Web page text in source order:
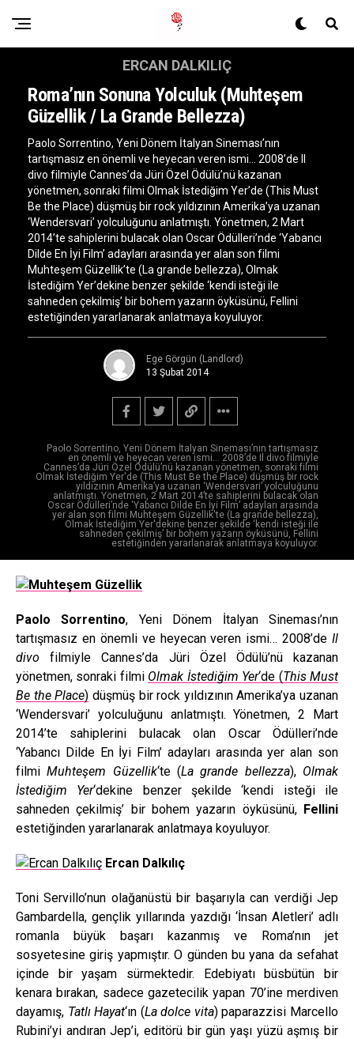
Paolo Sorrentino, Yeni Dönem İtalyan Sineması’nın tartışmasız
en önemli ve heyecan veren ismi… 2008’de Il divo filmiyle
Cannes’da Jüri Özel Ödülü’nü kazanan yönetmen, sonraki filmi
Olmak İstediğim Yer'de (This Must Be the Place) düşmüş bir rock
yıldızının Amerika’ya uzanan ‘Wendersvari’ yolculuğunu
anlatmıştı. Yönetmen, 2 Mart 2014’te sahiplerini bulacak olan
Oscar Ödülleri’nde ‘Yabancı Dilde En İyi Film’ adayları arasında
yer alan son filmi Muhteşem Güzellik'te (La grande bellezza),
Olmak İstediğim Yer'dekine benzer şekilde ‘kendi isteği ile
sahneden çekilmiş’ bir bohem yazarın öyküsünü, Fellini
estetiğinden yararlanarak anlatmaya koyuluyor.
ERCAN DALKILIÇ
Roma’nın Sonuna Yolculuk (Muhteşem
Güzellik / La Grande Bellezza)
Paolo Sorrentino, Yeni Dönem İtalyan Sineması’nın
tartışmasız en önemli ve heyecan veren ismi… 2008’de Il
divo filmiyle Cannes’da Jüri Özel Ödülü’nü kazanan
yönetmen, sonraki filmi Olmak İstediğim Yer’de (This Must
Be the Place) düşmüş bir rock yıldızının Amerika’ya uzanan
‘Wendersvari’ yolculuğunu anlatmıştı. Yönetmen, 2 Mart
2014’te sahiplerini bulacak olan Oscar Ödülleri’nde ‘Yabancı
Dilde En İyi Film’ adayları arasında yer alan son filmi
Muhteşem Güzellik’te (La grande bellezza), Olmak
İstediğim Yer’dekine benzer şekilde ‘kendi isteği ile
sahneden çekilmiş’ bir bohem yazarın öyküsünü, Fellini
estetiğinden yararlanarak anlatmaya koyuluyor.
Ege Görgün (Landlord)
13 Şubat 2014
Paolo Sorrentino, Yeni Dönem İtalyan Sineması’nın
tartışmasız en önemli ve heyecan veren ismi… 2008’de Il
divo filmiyle Cannes’da Jüri Özel Ödülü’nü kazanan
yönetmen, sonraki filmi Olmak İstediğim Yer‘de (This Must
Be the Place) düşmüş bir rock yıldızının Amerika’ya uzanan
‘Wendersvari’ yolculuğunu anlatmıştı. Yönetmen, 2 Mart
2014’te sahiplerini bulacak olan Oscar Ödülleri’nde
‘Yabancı Dilde En İyi Film’ adayları arasında yer alan son
filmiMuhteşem Güzellik‘te (La grande bellezza), Olmak
İstediğim Yer‘dekine benzer şekilde ‘kendi isteği ile
sahneden çekilmiş’ bir bohem yazarın öyküsünü, Fellini
estetiğinden yararlanarak anlatmaya koyuluyor.
Ercan Dalkılıç
Toni Servillo’nun olağanüstü bir başarıyla can verdiği Jep
Gambardella, gençlik yıllarında yazdığı ‘İnsan Aletleri’ adlı
romanla büyük başarı kazanmış ve Roma’nın jet
sosyetesine giriş yapmıştır. O günden bu yana da sefahat
içinde bir yaşam sürmektedir. Edebiyatı büsbütün bir
kenara bırakan, sadece gazetecilik yapan 70’ine merdiven
dayamış, Tatlı Hayat‘ın (La dolce vita) paparazzisi Marcello
Rubini’yi andıran Jep’i, editörü bir gün yaşı yüzü aşmış bir